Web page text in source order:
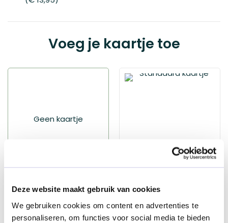
Deze website maakt gebruik van cookies
We gebruiken cookies om content en advertenties te
personaliseren, om functies voor social media te bieden
Voeg je kaartje toe
Geen kaartje